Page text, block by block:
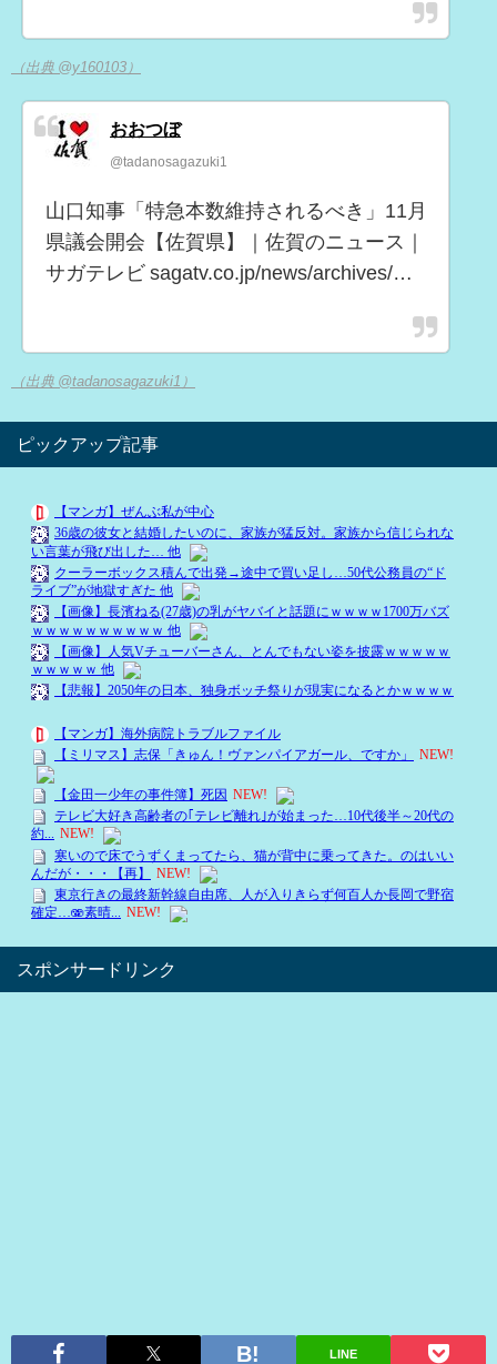
（出典 @y160103）
おおつぼ
@tadanosagazuki1
山口知事「特急本数維持されるべき」11月
県議会開会【佐賀県】｜佐賀のニュース｜
サガテレビ sagatv.co.jp/news/archives/…
（出典 @tadanosagazuki1）
ピックアップ記事
スポンサードリンク
LINE